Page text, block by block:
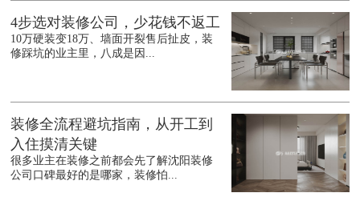
4步选对装修公司，少花钱不返工
10万硬装变18万、墙面开裂售后扯皮，装
修踩坑的业主里，八成是因...
装修全流程避坑指南，从开工到
入住摸清关键
很多业主在装修之前都会先了解沈阳装修
公司口碑最好的是哪家，装修怕...